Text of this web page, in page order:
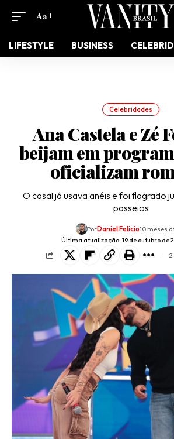
Aa
LIFESTYLE BUSINESS
Celebridades
Ana Castela e Zé
beijam em
oficializam
O casal já usava anéis e foi flagrado
passeios
Última atualização: 19 de outubro de
PorDaniel Felicio10 meses